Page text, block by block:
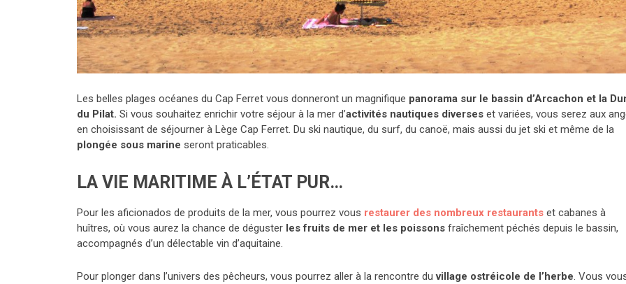
Les belles plages océanes du Cap Ferret vous donneront un magnifique panorama sur le bassin d’Arcachon et la
du Pilat. Si vous souhaitez enrichir votre séjour à la mer d’activités nautiques diverses et variées, vous serez aux
en choisissant de séjourner à Lège Cap Ferret. Du ski nautique, du surf, du canoë, mais aussi du jet ski et même de la
plongée sous marine seront praticables.
LA VIE MARITIME À L’ÉTAT PUR…
Pour les aficionados de produits de la mer, vous pourrez vous restaurer des nombreux restaurants et cabanes à
huîtres, où vous aurez la chance de déguster les fruits de mer et les poissons fraîchement péchés depuis le bassin,
accompagnés d’un délectable vin d’aquitaine.
Pour plonger dans l’univers des pêcheurs, vous pourrez aller à la rencontre duvillage ostréicole de l’herbe. Vous